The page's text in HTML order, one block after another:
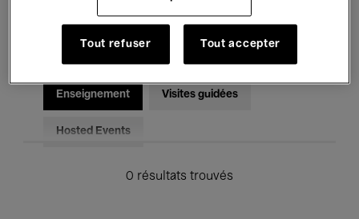
Enseignement Visites guidées
Hosted Events
0 résultats trouvés
Tout refuser Tout accepter